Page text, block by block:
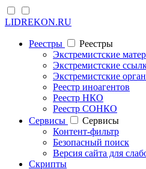
LIDREKON.RU
Реестры
Реестры
Экстремистские
Экстремистские
Экстремистские
Реестр иноагентов
Реестр НКО
Реестр СОНКО
Cервисы
Cервисы
Контент-фильтр
Безопасный поиск
Версия сайта для
Скрипты